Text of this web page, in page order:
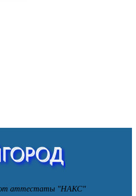
аттестаты "НАКС"